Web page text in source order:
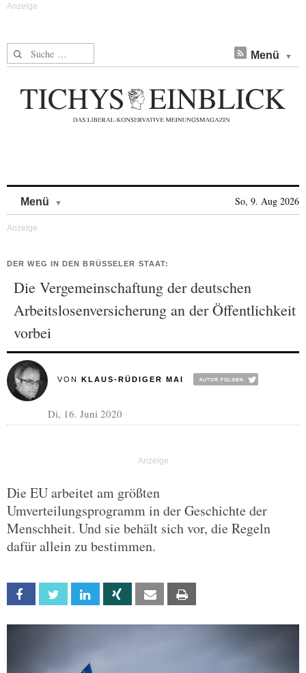
Suche nach: Menü
Menü So, 9. Aug 2026
DER WEG IN DEN BRÜSSELER STAAT:
Die Vergemeinschaftung der deutschen
Arbeitslosenversicherung an der Öffentlichkeit
vorbei
VON KLAUS-RÜDIGER MAI
Di, 16. Juni 2020
Die EU arbeitet am größten
Umverteilungsprogramm in der Geschichte der
Menschheit. Und sie behält sich vor, die Regeln
dafür allein zu bestimmen.
Facebook Twitter Linkedin Xing Email